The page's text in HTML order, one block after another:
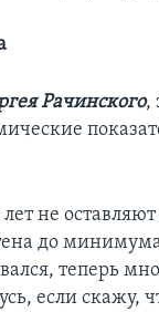
Рачинского,
не
до
теперь
если скажу,